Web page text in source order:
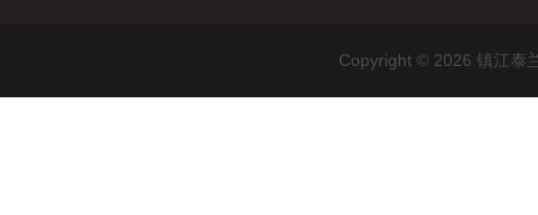
Copyright © 2026 镇江